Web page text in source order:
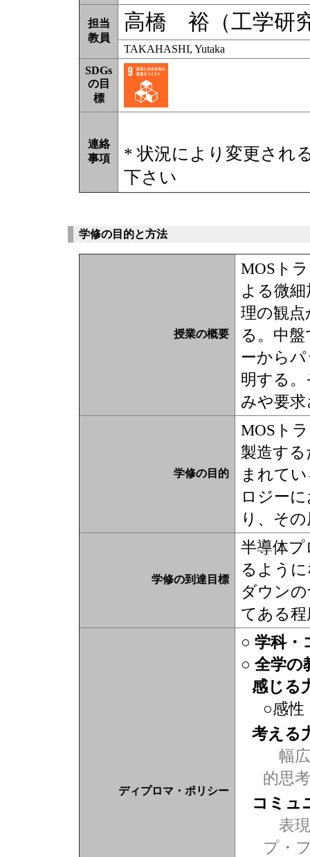
担当
教員
高橋 裕（工学研
TAKAHASHI, Yutaka
SDGs
の目
標
連絡
事項
* 状況により変更され
下さい
学修の目的と方法
授業の概要
MOSト
よる微
理の観
る。中
ーから
明する
みや要
学修の目的
MOSト
製造す
まれて
ロジー
り、そ
学修の到達目標
半導体
るよう
ダウン
てある
ディプロマ・ポリシー
○ 学科・
○ 全学の
感じる
○感性
考える
幅
的思
コミュ
表現
プ・